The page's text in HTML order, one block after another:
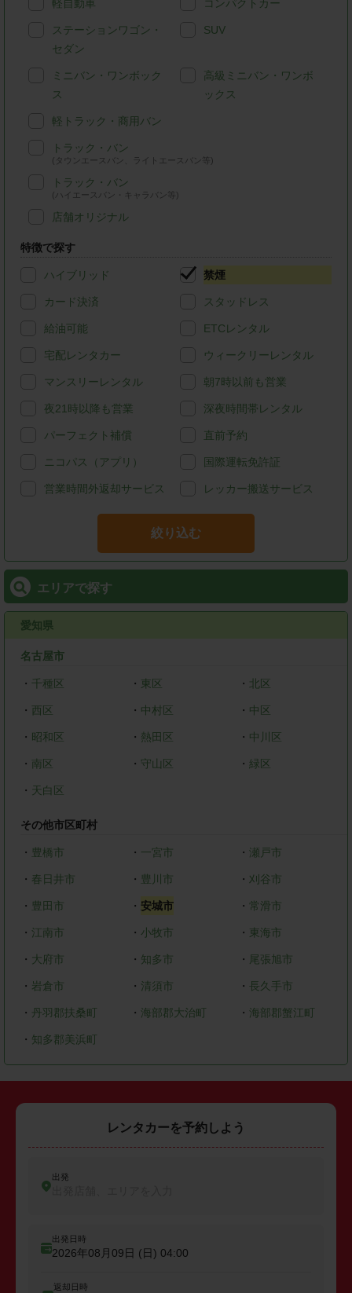
軽自動車 コンパクトカー
ステーションワゴン・
セダン
SUV
ミニバン・ワンボック
ス
高級ミニバン・ワンボ
ックス
軽トラック・商用バン
トラック・バン
(タウンエースバン、ライトエースバン等)
トラック・バン
(ハイエースバン・キャラバン等)
店舗オリジナル
特徴で探す
ハイブリッド 禁煙
カード決済 スタッドレス
給油可能 ETCレンタル
宅配レンタカー ウィークリーレンタル
マンスリーレンタル 朝7時以前も営業
夜21時以降も営業 深夜時間帯レンタル
パーフェクト補償 直前予約
ニコパス（アプリ） 国際運転免許証
営業時間外返却サービス レッカー搬送サービス
絞り込む
エリアで探す
愛知県
名古屋市
・ 千種区 ・ 東区 ・ 北区
・ 西区 ・ 中村区 ・ 中区
・ 昭和区 ・ 熱田区 ・ 中川区
・ 南区 ・ 守山区 ・緑区
・ 天白区
その他市区町村
・ 豊橋市 ・ 一宮市 ・瀬戸市
・ 春日井市 ・ 豊川市 ・刈谷市
・ 豊田市 ・ 安城市 ・ 常滑市
・ 江南市 ・ 小牧市 ・ 東海市
・ 大府市 ・ 知多市 ・ 尾張旭市
・ 岩倉市 ・ 清須市 ・ 長久手市
・ 丹羽郡扶桑町 ・ 海部郡大治町 ・ 海部郡蟹江町
・ 知多郡美浜町
レンタカーを予約しよう
出発
出発日時
2026年08月09日 (日) 04:00
返却日時